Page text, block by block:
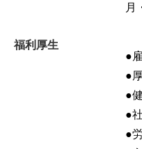
月
福利厚生
●
●
●
●
●